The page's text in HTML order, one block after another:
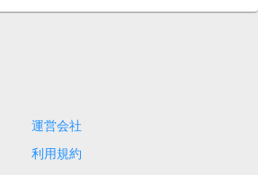
運営会社
利用規約